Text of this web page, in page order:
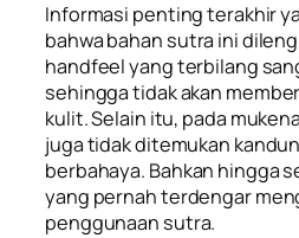
Informasi penting terakhir
bahwa bahan sutra ini
handfeel yang terbilang
sehingga tidak akan
kulit. Selain itu, pada
juga tidak ditemukan
berbahaya. Bahkan hingga
yang pernah terdengar
penggunaan sutra.